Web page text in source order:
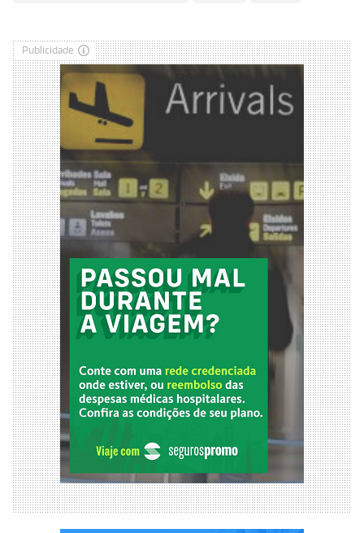
Publicidade